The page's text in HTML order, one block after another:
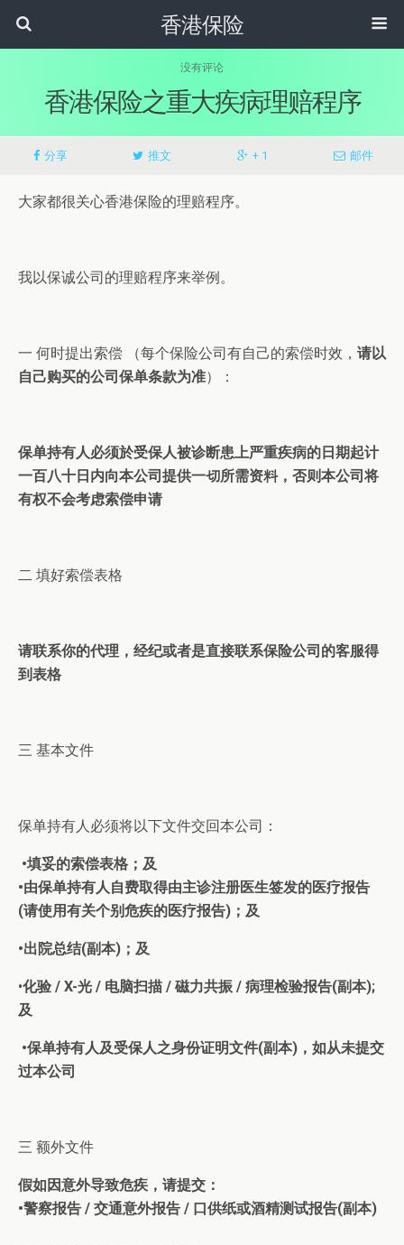
香港保险
没有评论
香港保险之重大疾病理赔程序
分享 推文 + 1 邮件
大家都很关心香港保险的理赔程序。
我以保诚公司的理赔程序来举例。
一 何时提出索偿 （每个保险公司有自己的索偿时效， 请以
自己购买的公司保单条款为准）：
保单持有人必须於受保人被诊断患上严重疾病的日期起计
一百八十日内向本公司提供一切所需资料，否则本公司将
有权不会考虑索偿申请
二 填好索偿表格
请联系你的代理，经纪或者是直接联系保险公司的客服得
到表格
三 基本文件
保单持有人必须将以下文件交回本公司：
•填妥的索偿表格；及
•由保单持有人自费取得由主诊注册医生签发的医疗报告
(请使用有关个别危疾的医疗报告)；及
•出院总结(副本)；及
•化验 / X-光 / 电脑扫描 / 磁力共振 / 病理检验报告(副本);
及
•保单持有人及受保人之身份证明文件(副本)，如从未提交
过本公司
三 额外文件
假如因意外导致危疾，请提交：
•警察报告 / 交通意外报告 / 口供纸或酒精测试报告(副本)